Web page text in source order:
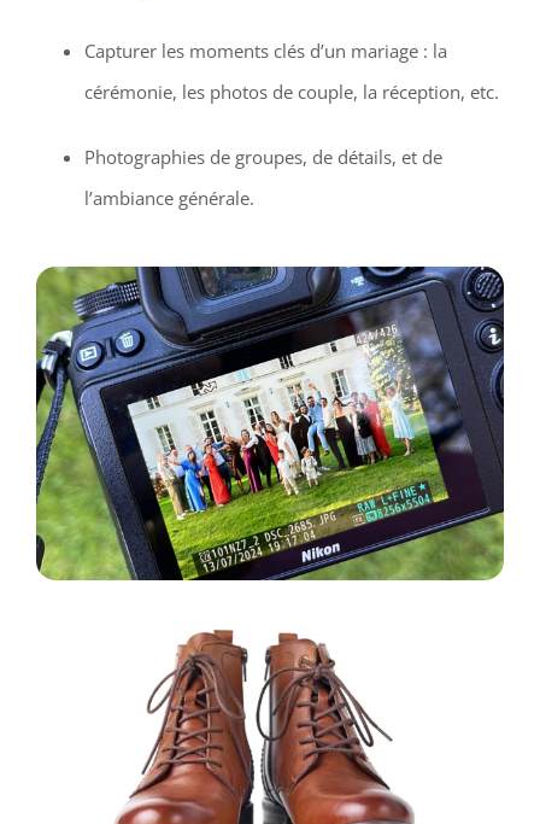
Capturer les moments clés d’un mariage : la
cérémonie, les photos de couple, la réception, etc.
Photographies de groupes, de détails, et de
l’ambiance générale.